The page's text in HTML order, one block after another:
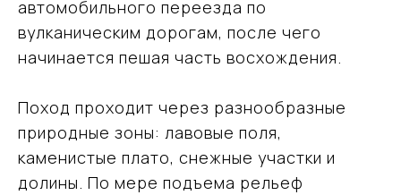
автомобильного переезда по
вулканическим дорогам, после чего
начинается пешая часть восхождения.
Поход проходит через разнообразные
природные зоны: лавовые поля,
каменистые плато, снежные участки и
долины. По мере подъема рельеф